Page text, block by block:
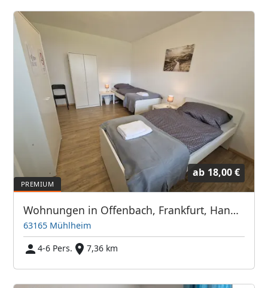
ab 18,00 €
Wohnungen in Offenbach, Frankfurt, Hanau, Eschborn und Umgebung
63165 Mühlheim
4-6 Pers.
7,36 km